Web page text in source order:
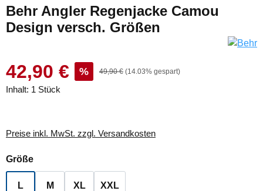
Behr Angler Regenjacke Camou
Design versch. Größen
42,90 € % 49,90 € (14.03% gespart)
Inhalt: 1 Stück
Preise inkl. MwSt. zzgl. Versandkosten
Größeauswählen
L M XL XXL